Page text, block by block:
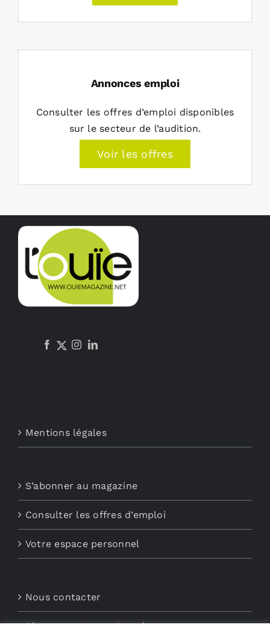
Annonces emploi
Consulter les offres d’emploi disponibles
sur le secteur de l’audition.
Voir les offres
Mentions légales
S’abonner au magazine
Consulter les offres d’emploi
Votre espace personnel
Nous contacter
Abonnements aux Newsletters